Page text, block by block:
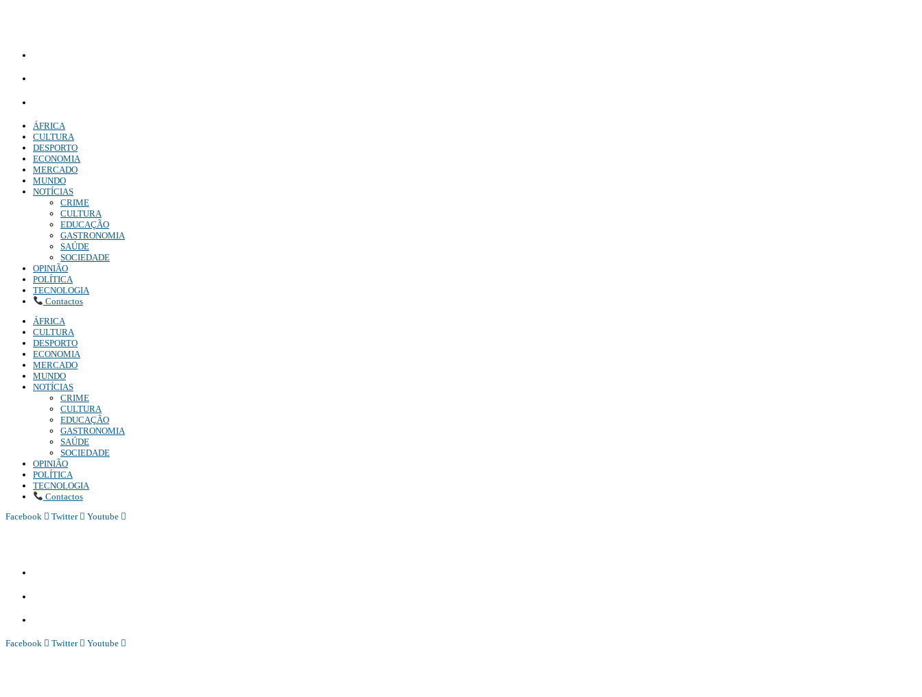
ÁFRICA
CULTURA
DESPORTO
ECONOMIA
MERCADO
MUNDO
NOTÍCIAS
CRIME
CULTURA
EDUCAÇÃO
GASTRONOMIA
SAÚDE
SOCIEDADE
OPINIÃO
POLÍTICA
TECNOLOGIA
Contactos
ÁFRICA
CULTURA
DESPORTO
ECONOMIA
MERCADO
MUNDO
NOTÍCIAS
CRIME
CULTURA
EDUCAÇÃO
GASTRONOMIA
SAÚDE
SOCIEDADE
OPINIÃO
POLÍTICA
TECNOLOGIA
Contactos
Facebook
Twitter Youtube
Facebook Twitter Youtube